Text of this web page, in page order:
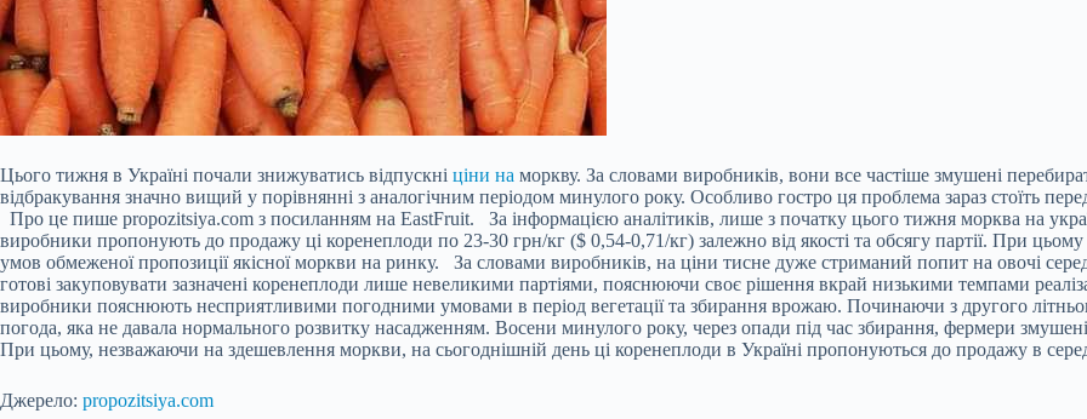
Цього тижня в Україні почали знижуватись відпускні ціни на моркву. За словами виробників, вони все частіше змушені
відбракування значно вищий у порівнянні з аналогічним періодом минулого року. Особливо гостро ця проблема зараз стоїть
Про це пише propozitsiya.com з посиланням на EastFruit. За інформацією аналітиків, лише з початку цього тижня морква на
виробники пропонують до продажу ці коренеплоди по 23-30 грн/кг ($ 0,54-0,71/кг) залежно від якості та обсягу партії. При
умов обмеженої пропозиції якісної моркви на ринку. За словами виробників, на ціни тисне дуже стриманий попит на овочі
готові закуповувати зазначені коренеплоди лише невеликими партіями, пояснюючи своє рішення вкрай низькими темпами
виробники пояснюють несприятливими погодними умовами в період вегетації та збирання врожаю. Починаючи з другого
погода, яка не давала нормального розвитку насадженням. Восени минулого року, через опади під час збирання, фермери
При цьому, незважаючи на здешевлення моркви, на сьогоднішній день ці коренеплоди в Україні пропонуються до продажу в
Джерело: propozitsiya.com